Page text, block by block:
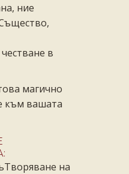
ние
в
магично
към вашата
на